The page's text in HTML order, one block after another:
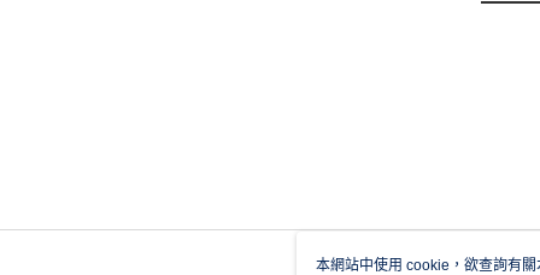
本網站中使用 cookie，欲查詢有